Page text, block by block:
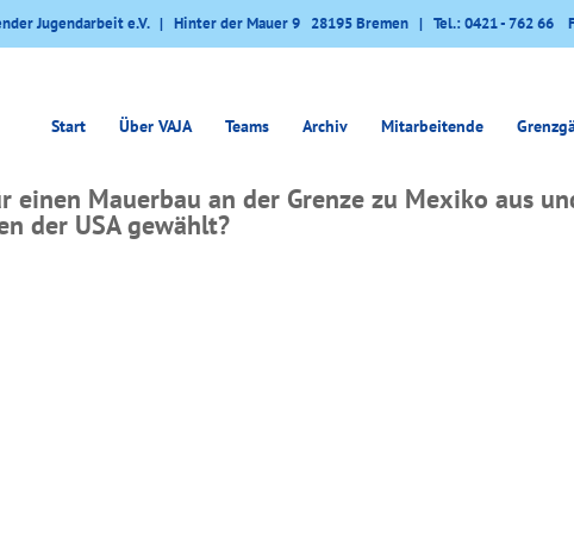
Jugendarbeit e.V. | Hinter der Mauer 9 28195 Bremen | Tel.: 0421 - 762 66
Start Über VAJA Teams Archiv Mitarbeitende
einen Mauerbau an der Grenze zu Mexiko aus
der USA gewählt?